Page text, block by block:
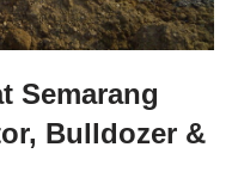
Semarang
Bulldozer &